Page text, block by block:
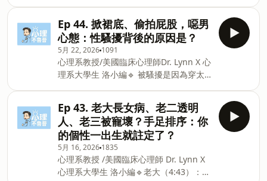
https://www.instagram.com/psych.bulutsao
總連結：https://portaly.cc/psych.blue
信
箱:&nbsp;psych.blue.tsao@gmail.com
Powered by Firstory Hosting
理師Dr. Lynn X 心理系大學生 洛小編🔹我
的感受比你的面子更重要？為了「體面」
叫我受不必要的委屈？🔹 過度提醒是種提
前責備？只是焦慮的投射跟轉嫁而已？🔹
面對亞洲父母時，最有效的溝通方式居然
是？留言告訴我你對這一集的想法：
https://open.firstory.me/user/
若你喜歡心理不魯曹，記得訂閱開啟小鈴
鐺!歡迎留下五星評論+問題，也可以在下
追蹤心理不魯曹的社群/平台。官方IG：
https://www.instagram.com/psych.bulutsao
總連結：https://portaly.cc/psych.blue
信箱:&nbsp;psych.blue.tsao
Ep 44. 掀裙底、偷拍屁股，噁男
心態：性騷擾背後的原因是？
5月 22, 2026 1091
心理系教授/美國臨床心理師Dr. Lynn X 心
理系大學生 洛小編🔹 被騷擾是因為穿太
🔹 騷擾背後的心態？求偶焦慮？處男焦
慮？🔹 講一下也爽？明明這樣做也沒辦法
得到那個女生為什麼還要做？留言告訴我
你對這一集的想法：
https://open.firstory.me/user/
若你喜歡心理不魯曹，記得訂閱開啟小鈴
鐺!歡迎留下五星評論+問題，也可以在下
Ep 43. 老大長女病、老二透明
人、老三被寵壞？手足排序：你
的個性一出生就註定了？
5月 16, 2026 1835
心理系教授 /美國臨床心理師 Dr. Lynn X
心理系大學生 洛小編🔹老大（4:43）：長